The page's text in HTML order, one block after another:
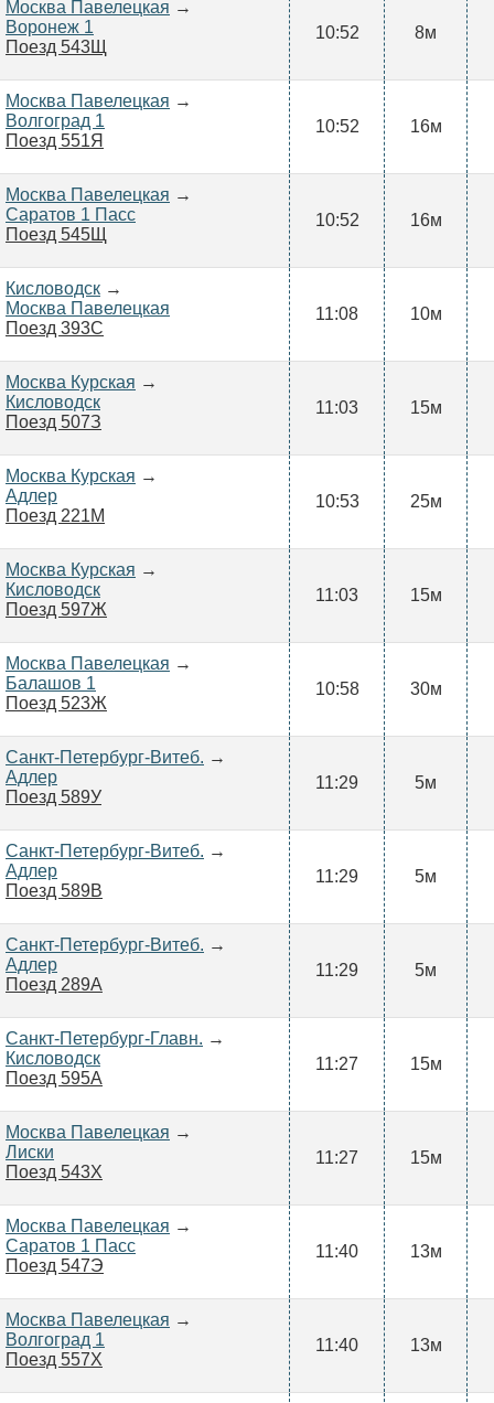
Москва Павелецкая →
Воронеж 1
Поезд 543Щ
10:52 8м
Москва Павелецкая →
Волгоград 1
Поезд 551Я
10:52 16м
Москва Павелецкая →
Саратов 1 Пасс
Поезд 545Щ
10:52 16м
Кисловодск →
Москва Павелецкая
Поезд 393С
11:08 10м
Москва Курская →
Кисловодск
Поезд 507З
11:03 15м
Москва Курская →
Адлер
Поезд 221М
10:53 25м
Москва Курская →
Кисловодск
Поезд 597Ж
11:03 15м
Москва Павелецкая →
Балашов 1
Поезд 523Ж
10:58 30м
Санкт-Петербург-Витеб. →
Адлер
Поезд 589У
11:29 5м
Санкт-Петербург-Витеб. →
Адлер
Поезд 589В
11:29 5м
Санкт-Петербург-Витеб. →
Адлер
Поезд 289А
11:29 5м
Санкт-Петербург-Главн. →
Кисловодск
Поезд 595А
11:27 15м
Москва Павелецкая →
Лиски
Поезд 543Х
11:27 15м
Москва Павелецкая →
Саратов 1 Пасс
Поезд 547Э
11:40 13м
Москва Павелецкая →
Волгоград 1
Поезд 557Х
11:40 13м